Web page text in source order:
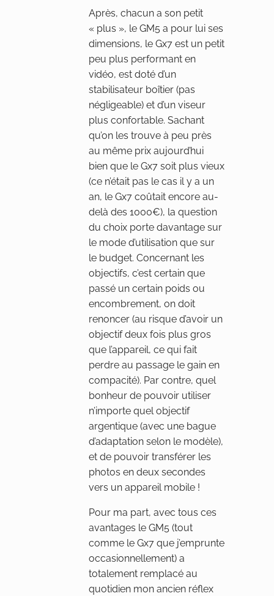
Après, chacun a son petit
« plus », le GM5 a pour lui ses
dimensions, le Gx7 est un petit
peu plus performant en
vidéo, est doté d’un
stabilisateur boîtier (pas
négligeable) et d’un viseur
plus confortable. Sachant
qu’on les trouve à peu près
au même prix aujourd’hui
bien que le Gx7 soit plus vieux
(ce n’était pas le cas il y a un
an, le Gx7 coûtait encore au-
delà des 1000€), la question
du choix porte davantage sur
le mode d’utilisation que sur
le budget. Concernant les
objectifs, c’est certain que
passé un certain poids ou
encombrement, on doit
renoncer (au risque d’avoir un
objectif deux fois plus gros
que l’appareil, ce qui fait
perdre au passage le gain en
compacité). Par contre, quel
bonheur de pouvoir utiliser
n’importe quel objectif
argentique (avec une bague
d’adaptation selon le modèle),
et de pouvoir transférer les
photos en deux secondes
vers un appareil mobile !
Pour ma part, avec tous ces
avantages le GM5 (tout
comme le Gx7 que j’emprunte
occasionnellement) a
totalement remplacé au
quotidien mon ancien réflex